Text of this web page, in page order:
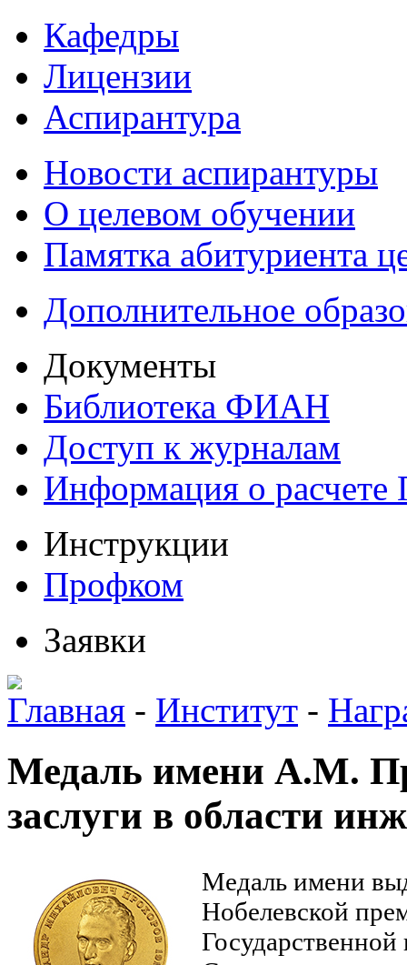
Кафедры
Лицензии
Аспирантура
Новости аспирантуры
О целевом обучении
Памятка абитуриента
Дополнительное
Документы
Библиотека ФИАН
Доступ к журналам
Информация о
Инструкции
Профком
Заявки
Главная - Институт -
Медаль имени А.М.
заслуги в области
Медаль имени
Нобелевской